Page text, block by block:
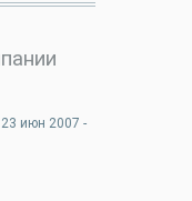
июн 2007 -